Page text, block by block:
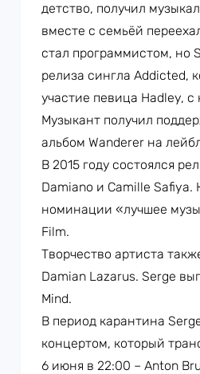
детство, получил
вместе с семьёй
стал программистом, но
релиза сингла Addicted,
участие певица Hadley,
Музыкант получил
альбом Wanderer на
В 2015 году состоялся
Damiano и Camille
номинации «лучшее
Film.
Творчество артиста
Damian Lazarus. Serge
Mind.
В период карантина
концертом, который
6 июня в 22:00 – Anton